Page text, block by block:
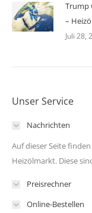
Trump
–
Juli 28,
Unser Service
Nachrichten
Auf dieser Seite
Heizölmarkt. Diese
Preisrechner
Online-Bestellen